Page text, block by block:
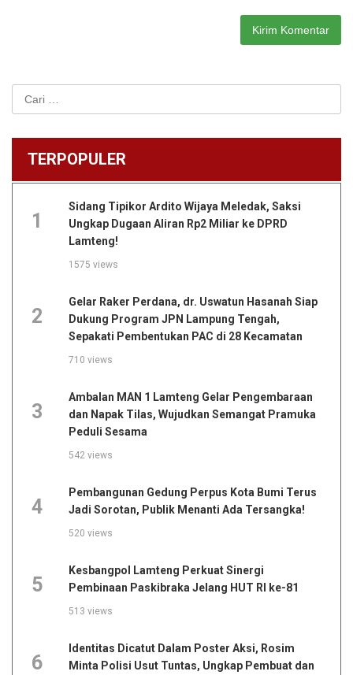
TERPOPULER
1
Sidang Tipikor Ardito Wijaya Meledak, Saksi
Ungkap Dugaan Aliran Rp2 Miliar ke DPRD
Lamteng!
1575 views
2
Gelar Raker Perdana, dr. Uswatun Hasanah Siap
Dukung Program JPN Lampung Tengah,
Sepakati Pembentukan PAC di 28 Kecamatan
710 views
3
Ambalan MAN 1 Lamteng Gelar Pengembaraan
dan Napak Tilas, Wujudkan Semangat Pramuka
Peduli Sesama
542 views
4
Pembangunan Gedung Perpus Kota Bumi Terus
Jadi Sorotan, Publik Menanti Ada Tersangka!
520 views
5
Kesbangpol Lamteng Perkuat Sinergi
Pembinaan Paskibraka Jelang HUT RI ke-81
513 views
6
Identitas Dicatut Dalam Poster Aksi, Rosim
Minta Polisi Usut Tuntas, Ungkap Pembuat dan